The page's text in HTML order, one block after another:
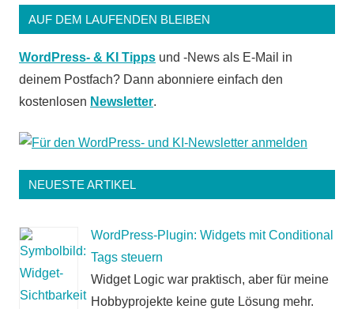
AUF DEM LAUFENDEN BLEIBEN
WordPress- & KI Tipps und -News als E-Mail in
deinem Postfach? Dann abonniere einfach den
kostenlosen Newsletter.
NEUESTE ARTIKEL
WordPress-Plugin: Widgets mit Conditional
Tags steuern
Widget Logic war praktisch, aber für meine
Hobbyprojekte keine gute Lösung mehr.